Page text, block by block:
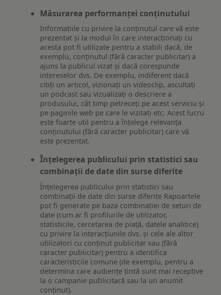
Măsurarea performanței conținutului
Informațiile cu privire la conținutul care vă este
prezentat și la modul în care interacționați cu
acesta pot fi utilizate pentru a stabili dacă, de
exemplu, conținutul (fără caracter publicitar) a
ajuns la publicul vizat și dacă corespunde
intereselor dvs. De exemplu, indiferent dacă
citiți un articol, vizionați un videoclip, ascultați
un podcast sau vizualizați o descriere a
produsului, cât timp petreceți pe acest serviciu și
pe paginile web pe care le vizitați etc. Acest lucru
este foarte util pentru a înțelege relevanța
conținutului (fără caracter publicitar) care vă
este prezentat.
Înțelegerea publicului prin statistici sau
combinații de date din surse diferite
Înțelegerea publicului prin statistici sau
combinații de date din surse diferite Rapoartele
pot fi generate pe baza combinației de seturi de
date (cum ar fi profilurile de utilizator,
statisticile, cercetarea de piață, datele analitice)
cu privire la interacțiunile dvs. și cele ale altor
utilizatori cu conținut publicitar sau (fără
caracter publicitar) pentru a identifica
caracteristicile comune (de exemplu, pentru a
determina care audiențe țintă sunt mai receptive
la o campanie publicitară sau la un anumit
conținut).